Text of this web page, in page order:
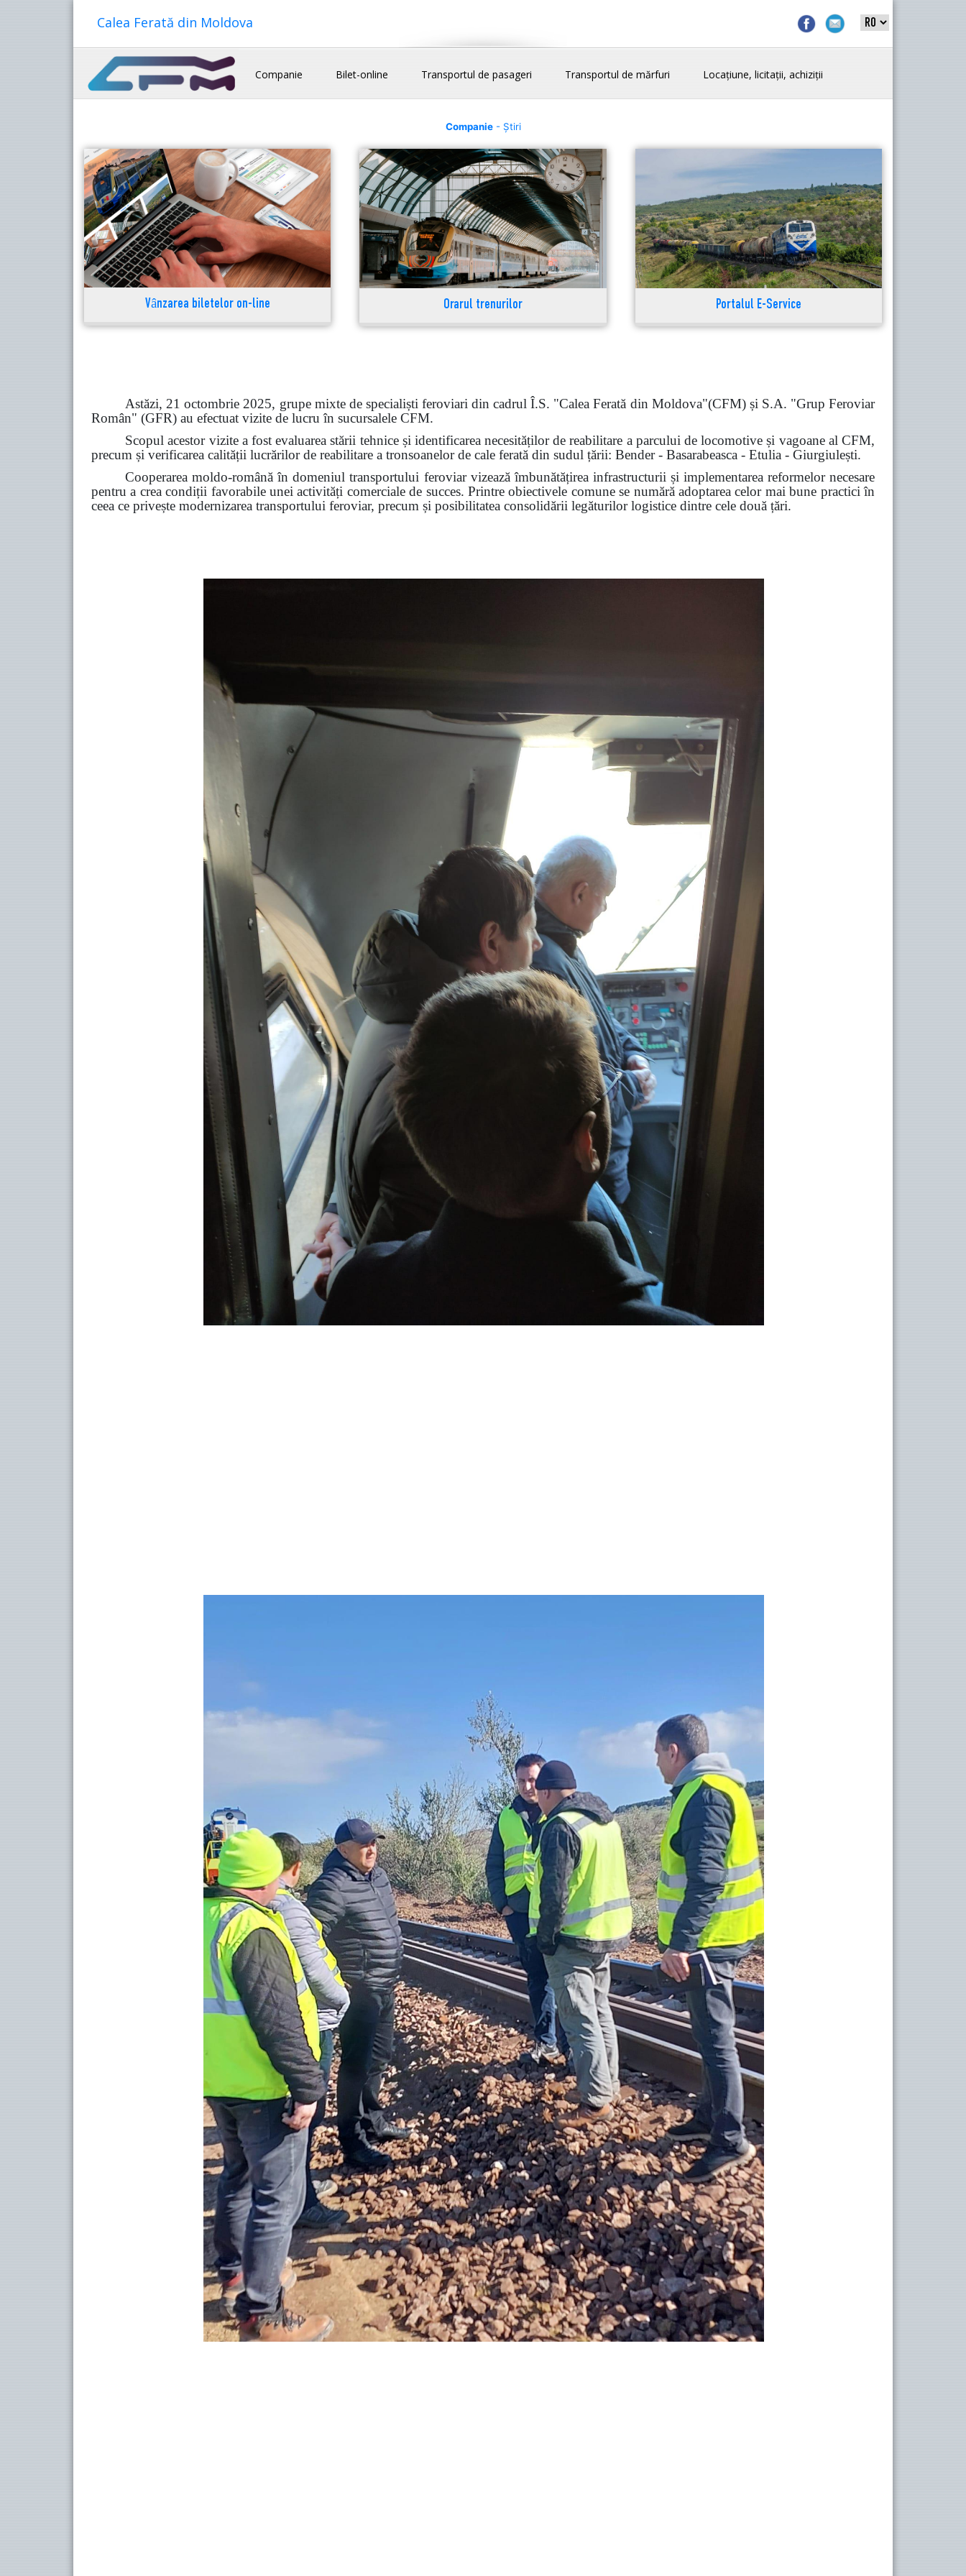
Calea Ferată din Moldova
Companie Bilet-online Transportul de pasageri Transportul de mărfuri Locațiune, licitații, achiziții
Companie- Știri
Vânzarea biletelor on-line Orarul trenurilor Portalul E-Service
Astăzi, 21 octombrie 2025, grupe mixte de specialiști feroviari din cadrul Î.S. "Calea Ferată din Moldova"(CFM) și S.A. "Grup Feroviar
Român" (GFR) au efectuat vizite de lucru în sucursalele CFM.
Scopul acestor vizite a fost evaluarea stării tehnice și identificarea necesităților de reabilitare a parcului de locomotive și vagoane al CFM,
precum și verificarea calității lucrărilor de reabilitare a tronsoanelor de cale ferată din sudul țării: Bender - Basarabeasca - Etulia - Giurgiulești.
Cooperarea moldo-română în domeniul transportului feroviar vizează îmbunătățirea infrastructurii și implementarea reformelor necesare
pentru a crea condiții favorabile unei activități comerciale de succes. Printre obiectivele comune se numără adoptarea celor mai bune practici în
ceea ce privește modernizarea transportului feroviar, precum și posibilitatea consolidării legăturilor logistice dintre cele două țări.